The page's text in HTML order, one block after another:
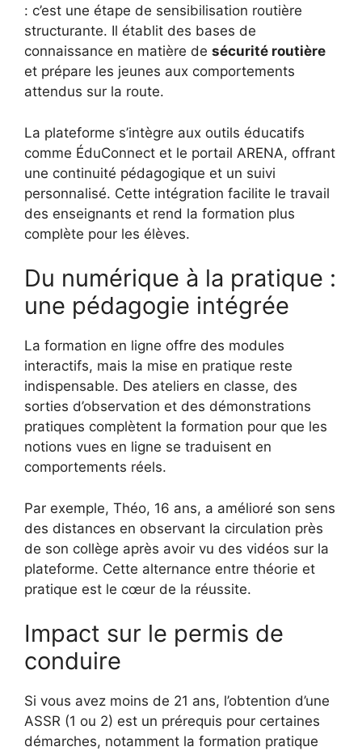
: c’est une étape de sensibilisation routière
structurante. Il établit des bases de
connaissance en matière de sécurité routière
et prépare les jeunes aux comportements
attendus sur la route.
La plateforme s’intègre aux outils éducatifs
comme ÉduConnect et le portail ARENA, offrant
une continuité pédagogique et un suivi
personnalisé. Cette intégration facilite le travail
des enseignants et rend la formation plus
complète pour les élèves.
Du numérique à la pratique :
une pédagogie intégrée
La formation en ligne offre des modules
interactifs, mais la mise en pratique reste
indispensable. Des ateliers en classe, des
sorties d’observation et des démonstrations
pratiques complètent la formation pour que les
notions vues en ligne se traduisent en
comportements réels.
Par exemple, Théo, 16 ans, a amélioré son sens
des distances en observant la circulation près
de son collège après avoir vu des vidéos sur la
plateforme. Cette alternance entre théorie et
pratique est le cœur de la réussite.
Impact sur le permis de
conduire
Si vous avez moins de 21 ans, l’obtention d’une
ASSR (1 ou 2) est un prérequis pour certaines
démarches, notamment la formation pratique